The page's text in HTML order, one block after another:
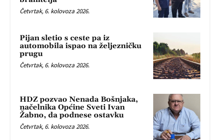
Četvrtak, 6. kolovoza 2026.
Pijan sletio s ceste pa iz
automobila ispao na željezničku
prugu
Četvrtak, 6. kolovoza 2026.
HDZ pozvao Nenada Bošnjaka,
načelnika Općine Sveti Ivan
Žabno, da podnese ostavku
Četvrtak, 6. kolovoza 2026.